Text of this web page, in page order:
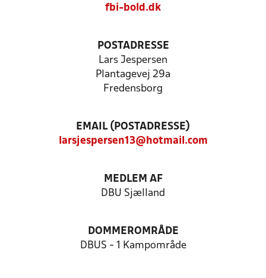
fbi-bold.dk
POSTADRESSE
Lars Jespersen
Plantagevej 29a
Fredensborg
EMAIL (POSTADRESSE)
larsjespersen13@hotmail.com
MEDLEM AF
DBU Sjælland
DOMMEROMRÅDE
DBUS - 1 Kampområde